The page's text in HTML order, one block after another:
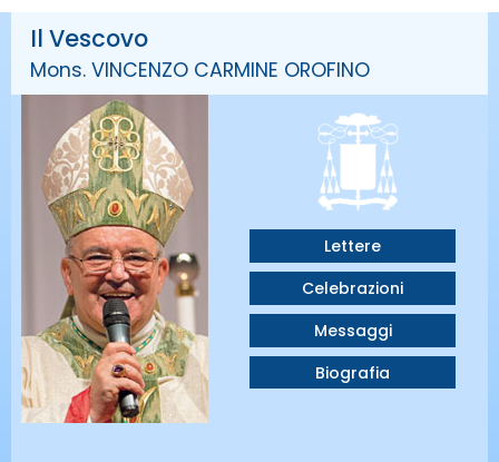
Il Vescovo
Mons. VINCENZO CARMINE OROFINO
Lettere
Celebrazioni
Messaggi
Biografia